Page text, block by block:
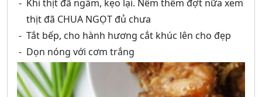
Khi thịt đã ngấm, kẹo lại. Nêm thêm đợt nữa xem
thịt đã CHUA NGỌT đủ chưa
Tắt bếp, cho hành hương cắt khúc lên cho đẹp
Dọn nóng với cơm trắng